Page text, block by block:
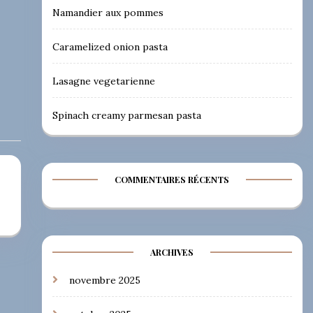
Namandier aux pommes
Caramelized onion pasta
Lasagne vegetarienne
Spinach creamy parmesan pasta
COMMENTAIRES RÉCENTS
ARCHIVES
novembre 2025